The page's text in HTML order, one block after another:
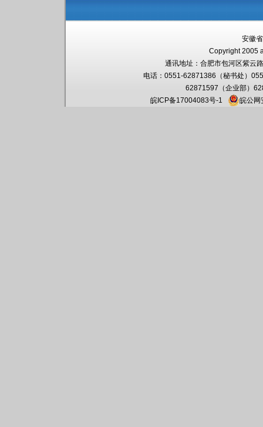
安徽
Copyright 2005
通讯地址： 合肥市包河区紫云
电话：0551-62871386（秘书处）
62871597（企业部）
皖ICP备17004083号-1
皖公网